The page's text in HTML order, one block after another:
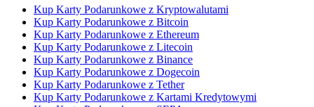
Kup Karty Podarunkowe z Kryptowalutami
Kup Karty Podarunkowe z Bitcoin
Kup Karty Podarunkowe z Ethereum
Kup Karty Podarunkowe z Litecoin
Kup Karty Podarunkowe z Binance
Kup Karty Podarunkowe z Dogecoin
Kup Karty Podarunkowe z Tether
Kup Karty Podarunkowe z Kartami Kredytowymi